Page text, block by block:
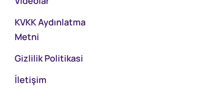
KVKK Aydınlatma
Metni
Gizlilik Politikasi
İletişim